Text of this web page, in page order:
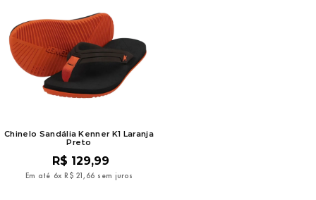
Chinelo Sandália Kenner K1 Laranja
Preto
R$ 129,99
Em até 6x R$ 21 , 66 sem juros